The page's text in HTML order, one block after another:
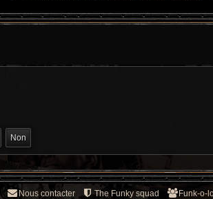
Funk-o-
The Funky squad
Nous contacter